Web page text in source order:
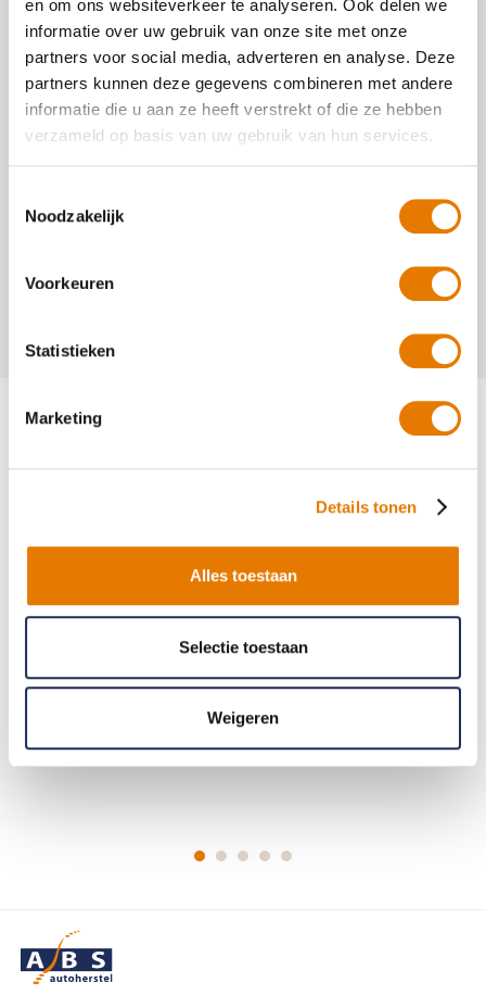
en om ons websiteverkeer te analyseren. Ook delen we
informatie over uw gebruik van onze site met onze
partners voor social media, adverteren en analyse. Deze
partners kunnen deze gegevens combineren met andere
informatie die u aan ze heeft verstrekt of die ze hebben
verzameld op basis van uw gebruik van hun services.
Noodzakelijk
Voorkeuren
Statistieken
Marketing
Details tonen
Alles toestaan
Selectie toestaan
Weigeren
snelle service!
Kleine autoschade herstellen
Auto spuiten bij schade
Geholpen op 06 August 2026